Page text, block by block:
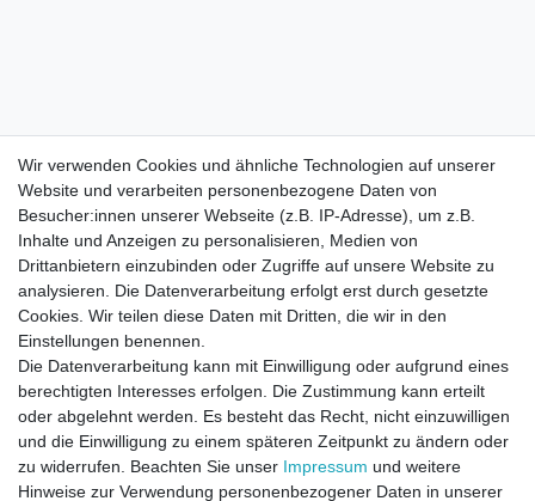
Direktkontakt per Telefon unter 04331 / 4928-910
Wir verwenden Cookies und ähnliche Technologien auf unserer
Website und verarbeiten personenbezogene Daten von
Besucher:innen unserer Webseite (z.B. IP-Adresse), um z.B.
Inhalte und Anzeigen zu personalisieren, Medien von
Drittanbietern einzubinden oder Zugriffe auf unsere Website zu
analysieren. Die Datenverarbeitung erfolgt erst durch gesetzte
Cookies. Wir teilen diese Daten mit Dritten, die wir in den
Einstellungen benennen.
Die Datenverarbeitung kann mit Einwilligung oder aufgrund eines
berechtigten Interesses erfolgen. Die Zustimmung kann erteilt
oder abgelehnt werden. Es besteht das Recht, nicht einzuwilligen
und die Einwilligung zu einem späteren Zeitpunkt zu ändern oder
zu widerrufen. Beachten Sie unser Impressum und weitere
Hinweise zur Verwendung personenbezogener Daten in unserer